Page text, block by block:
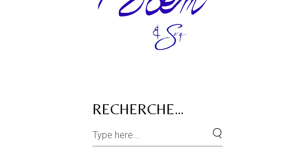
RECHERCHE…
Search
for: